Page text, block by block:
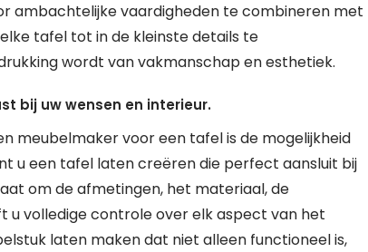
ambachtelijke vaardigheden te combineren met
tafel tot in de kleinste details te
wordt van vakmanschap en esthetiek.
bij uw wensen en interieur.
meubelmaker voor een tafel is de mogelijkheid
u een tafel laten creëren die perfect aansluit bij
om de afmetingen, het materiaal, de
volledige controle over elk aspect van het
laten maken dat niet alleen functioneel is,